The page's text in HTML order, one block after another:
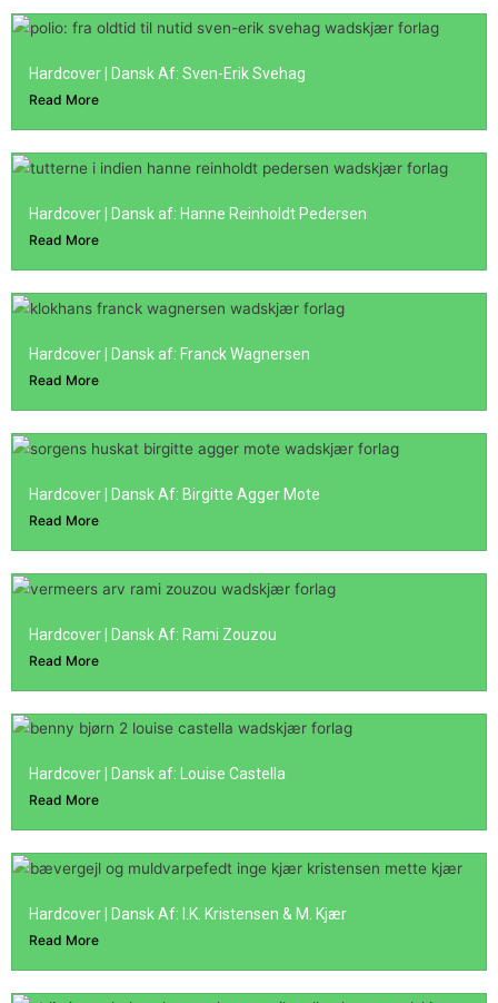
Hardcover | Dansk Af: Sven-Erik Svehag
Read More
Hardcover | Dansk af: Hanne Reinholdt Pedersen
Read More
Hardcover | Dansk af: Franck Wagnersen
Read More
Hardcover | Dansk Af: Birgitte Agger Mote
Read More
Hardcover | Dansk Af: Rami Zouzou
Read More
Hardcover | Dansk af: Louise Castella
Read More
Hardcover | Dansk Af: I.K. Kristensen & M. Kjær
Read More